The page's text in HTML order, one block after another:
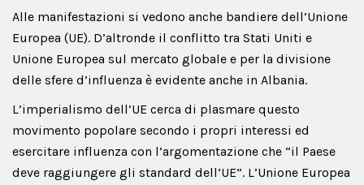
Alle manifestazioni si vedono anche bandiere dell’Unione
Europea (UE). D’altronde il conflitto tra Stati Uniti e
Unione Europea sul mercato globale e per la divisione
delle sfere d’influenza è evidente anche in Albania.
L’imperialismo dell’UE cerca di plasmare questo
movimento popolare secondo i propri interessi ed
esercitare influenza con l’argomentazione che “il Paese
deve raggiungere gli standard dell’UE”. L’Unione Europea